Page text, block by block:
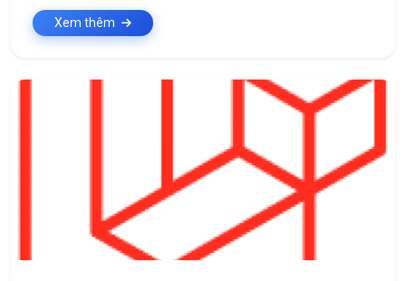
Xem thêm